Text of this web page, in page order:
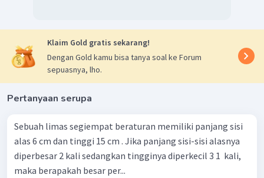
Klaim Gold gratis sekarang!
Dengan Gold kamu bisa tanya soal ke Forum
sepuasnya, lho.
Pertanyaan serupa
Sebuah limas segiempat beraturan memiliki panjang sisi
alas 6 cm dan tinggi 15 cm . Jika panjang sisi-sisi alasnya
diperbesar 2 kali sedangkan tingginya diperkecil 3 1 ​ kali,
maka berapakah besar per...